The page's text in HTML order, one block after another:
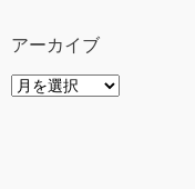
アーカイブ
ア